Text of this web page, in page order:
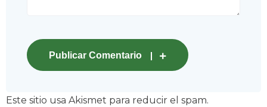
Publicar Comentario
Este sitio usa Akismet para reducir el spam.